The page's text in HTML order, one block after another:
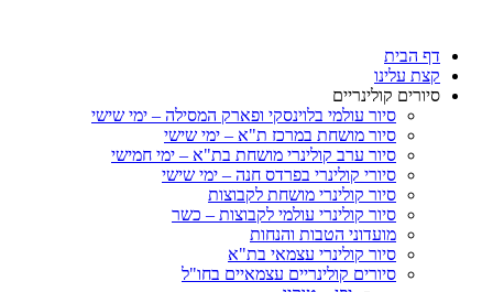
דף הבית
קצת עלינו
סיורים קולינריים
סיור עולמי בלוינסקי ופארק המסילה – ימי שישי
סיור מושחת במרכז ת"א – ימי שישי
סיור ערב קולינרי מושחת בת"א – ימי חמישי
סיורי קולינרי בפרדס חנה – ימי שישי
סיור קולינרי מושחת לקבוצות
סיור קולינרי עולמי לקבוצות – כשר
מועדוני הטבות והנחות
סיור קולינרי עצמאי בת"א
סיורים קולינריים עצמאיים בחו"ל